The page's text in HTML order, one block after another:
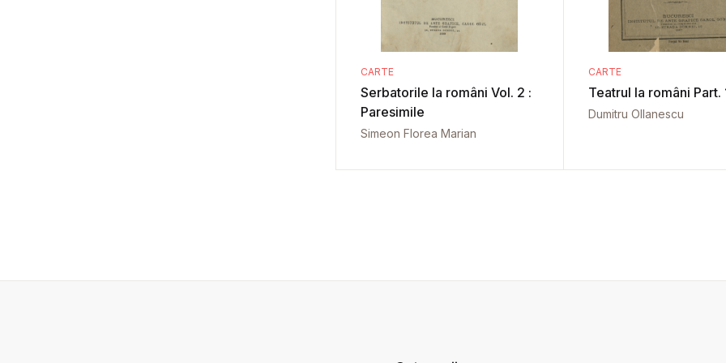
CARTE
Serbatorile la români Vol. 2 :
Paresimile
Simeon Florea Marian
CARTE
Teatrul la români Part.
Dumitru Ollanescu